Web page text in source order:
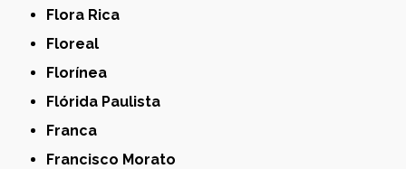
Flora Rica
Floreal
Florínea
Flórida Paulista
Franca
Francisco Morato